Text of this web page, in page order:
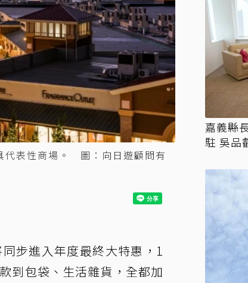
代表性商場。 圖：向日遊顧問有
步進入年度最終大特惠，1
到包袋、生活雜貨，全都加
嘉義縣
駐 吳品